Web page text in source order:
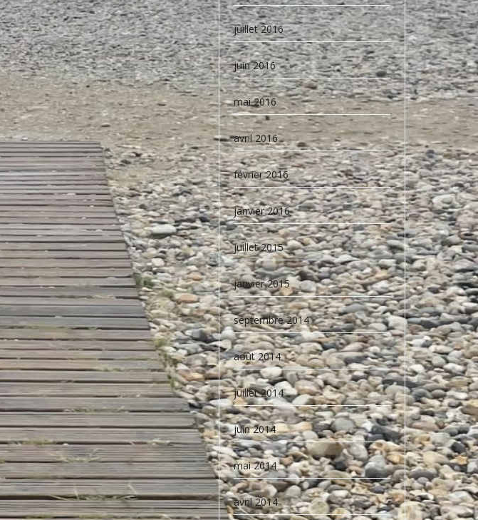
juillet 2016
juin 2016
mai 2016
avril 2016
février 2016
janvier 2016
juillet 2015
janvier 2015
septembre 2014
août 2014
juillet 2014
juin 2014
mai 2014
avril 2014